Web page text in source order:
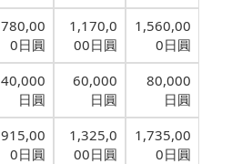
780,00
0日圓
1,170,0
00日圓
1,560,00
0日圓
40,000
日圓
60,000
日圓
80,000
日圓
915,00
0日圓
1,325,0
00日圓
1,735,00
0日圓